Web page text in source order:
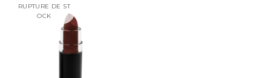
RUPTURE DE ST
OCK